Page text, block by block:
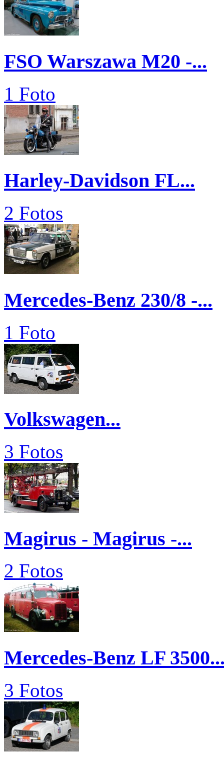
FSO Warszawa M20 -...
1 Foto
Harley-Davidson FL...
2 Fotos
Mercedes-Benz 230/8 -...
1 Foto
Volkswagen...
3 Fotos
Magirus - Magirus -...
2 Fotos
Mercedes-Benz LF
3 Fotos